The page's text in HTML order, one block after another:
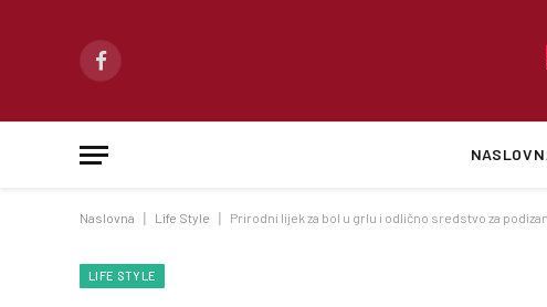
Facebook
Naslovna Life Style Prirodni lijek za bol u grlu i odlično sredstvo za
LIFE STYLE